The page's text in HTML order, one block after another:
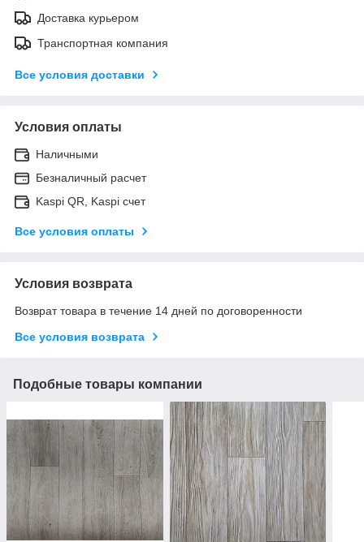
Доставка курьером
Транспортная компания
Все условия доставки
Условия оплаты
Наличными
Безналичный расчет
Kaspi QR, Kaspi счет
Все условия оплаты
Условия возврата
Возврат товара в течение 14 дней по договоренности
Все условия возврата
Подобные товары компании